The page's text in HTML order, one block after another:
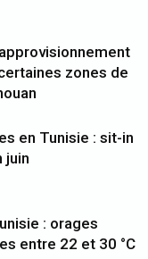
zones de
en Tunisie : sit-in
juin
: orages
entre 22 et 30 °C